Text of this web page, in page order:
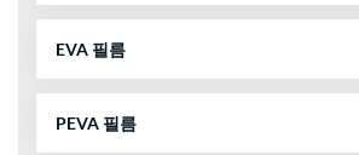
EVA 필름
PEVA 필름